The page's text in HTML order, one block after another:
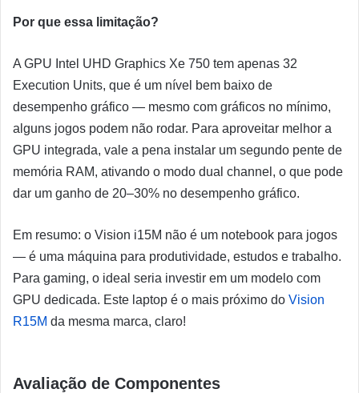
Por que essa limitação?
A GPU Intel UHD Graphics Xe 750 tem apenas 32
Execution Units, que é um nível bem baixo de
desempenho gráfico — mesmo com gráficos no mínimo,
alguns jogos podem não rodar. Para aproveitar melhor a
GPU integrada, vale a pena instalar um segundo pente de
memória RAM, ativando o modo dual channel, o que pode
dar um ganho de 20–30% no desempenho gráfico.
Em resumo: o Vision i15M não é um notebook para jogos
— é uma máquina para produtividade, estudos e trabalho.
Para gaming, o ideal seria investir em um modelo com
GPU dedicada. Este laptop é o mais próximo do Vision
R15M da mesma marca, claro!
Avaliação de Componentes